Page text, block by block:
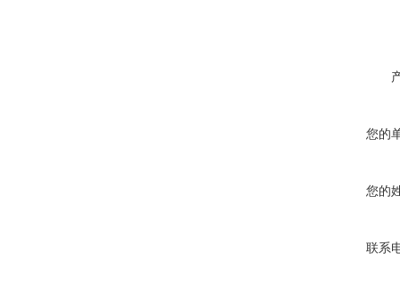
您的
您的
联系